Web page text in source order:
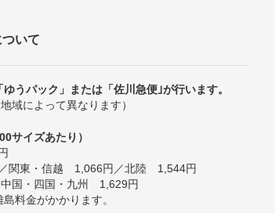
いて
うパック」または「佐川急便｣が行います。
域によって異なります）
サイズあたり）
関東・信越 1,066円／北陸 1,544円
国・四国・九州 1,629円
料金がかかります。